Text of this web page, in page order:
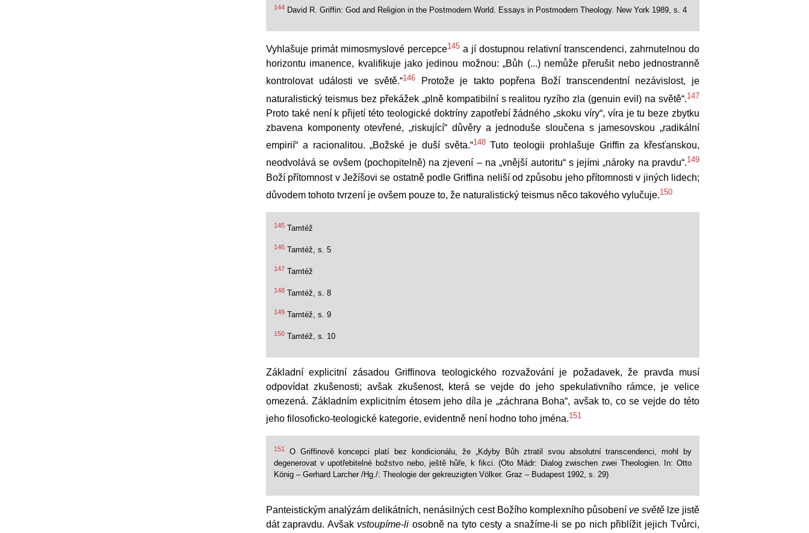
144David R. Griffin: God and Religion in the Postmodern World. Essays in Postmodern Theology. New York 1989, s. 4
Vyhlašuje primát mimosmyslové percepce145 a jí dostupnou relativní transcendenci, zahrnutelnou do
horizontu imanence, kvalifikuje jako jedinou možnou: „Bůh (...) nemůže přerušit nebo jednostranně
kontrolovat události ve světě.“146Protože je takto popřena Boží transcendentní nezávislost, je
naturalistický teismus bez překážek „plně kompatibilní s realitou ryzího zla (genuin evil) na světě“.147
Proto také není k přijetí této teologické doktríny zapotřebí žádného „skoku víry“, víra je tu beze zbytku
zbavena komponenty otevřené, „riskující“ důvěry a jednoduše sloučena s jamesovskou „radikální
empirií“ a racionalitou. „Božské je duší světa.“148Tuto teologii prohlašuje Griffin za křesťanskou,
neodvolává se ovšem (pochopitelně) na zjevení – na „vnější autoritu“ s jejími „nároky na pravdu“.149
Boží přítomnost v Ježíšovi se ostatně podle Griffina neliší od způsobu jeho přítomnosti v jiných lidech;
důvodem tohoto tvrzení je ovšem pouze to, že naturalistický teismus něco takového vylučuje.150
145Tamtéž
146Tamtéž, s. 5
147 Tamtéž
148Tamtéž, s. 8
149Tamtéž, s. 9
150Tamtéž, s. 10
Základní explicitní zásadou Griffinova teologického rozvažování je požadavek, že pravda musí
odpovídat zkušenosti; avšak zkušenost, která se vejde do jeho spekulativního rámce, je velice
omezená. Základním explicitním étosem jeho díla je „záchrana Boha“, avšak to, co se vejde do této
jeho filosoficko-teologické kategorie, evidentně není hodno toho jména.151
151O Griffinově koncepci platí bez kondicionálu, že „Kdyby Bůh ztratil svou absolutní transcendenci, mohl by
degenerovat v upotřebitelné božstvo nebo, ještě hůře, k fikci. (Oto Mádr: Dialog zwischen zwei Theologien. In: Otto
König – Gerhard Larcher /Hg./: Theologie der gekreuzigten Völker. Graz – Budapest 1992, s. 29)
Panteistickým analýzám delikátních, nenásilných cest Božího komplexního působení ve světě lze jistě
dát zapravdu. Avšak vstoupíme-li osobně na tyto cesty a snažíme-li se po nich přiblížit jejich Tvůrci,